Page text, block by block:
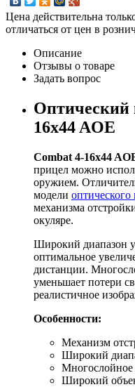
Цена действительна
отличаться от цен в
Описание
Отзывы о товаре
Задать вопрос
Оптический
16x44 AOE
Combat 4-16x44
прицел можно
оружием.
модели оптического
механизма
окуляре.
Широкий диапазон
оптимальное
дистанции.
уменьшает потери
реалистичное
Особенности:
Механизм
Широкий
Многослойное
Широкий